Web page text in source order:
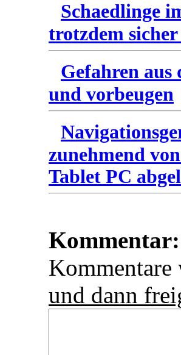
Schaedlinge
trotzdem
Gefahren
und vorbeugen
zunehmend
Tablet PC
Kommentar:
und dann